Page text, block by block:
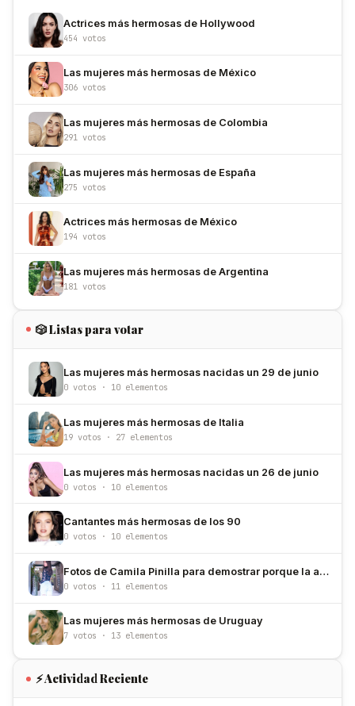
Actrices más hermosas de Hollywood
454 votos
Las mujeres más hermosas de México
306 votos
Las mujeres más hermosas de Colombia
291 votos
Las mujeres más hermosas de España
275 votos
Actrices más hermosas de México
194 votos
Las mujeres más hermosas de Argentina
181 votos
🎲 Listas para votar
Las mujeres más hermosas nacidas un 29 de junio
0 votos · 10 elementos
Las mujeres más hermosas de Italia
19 votos · 27 elementos
Las mujeres más hermosas nacidas un 26 de junio
0 votos · 10 elementos
Cantantes más hermosas de los 90
0 votos · 10 elementos
Fotos de Camila Pinilla para demostrar porque la amamos
0 votos · 11 elementos
Las mujeres más hermosas de Uruguay
7 votos · 13 elementos
⚡ Actividad Reciente